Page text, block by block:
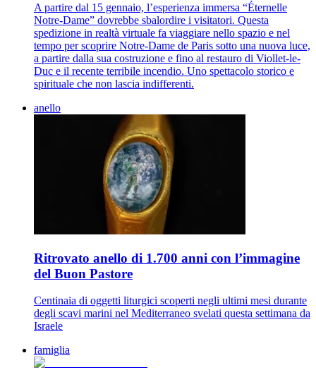
A partire dal 15 gennaio, l’esperienza immersa “Éternelle
Notre-Dame” dovrebbe sbalordire i visitatori. Questa
spedizione in realtà virtuale fa viaggiare nello spazio e nel
tempo per scoprire Notre-Dame de Paris sotto una nuova luce,
a partire dalla sua costruzione e fino al restauro di Viollet-le-
Duc e il recente terribile incendio. Uno spettacolo storico e
spirituale che non lascia indifferenti.
anello
Ritrovato anello di 1.700 anni con l’immagine
del Buon Pastore
Centinaia di oggetti liturgici scoperti negli ultimi mesi durante
degli scavi marini nel Mediterraneo svelati questa settimana da
Israele
famiglia